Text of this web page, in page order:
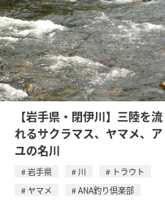
【岩手県・閉伊川】三陸を流
れるサクラマス、ヤマメ、ア
ユの名川
岩手県 川
トラウト
ヤマメ
ANA釣り倶楽部